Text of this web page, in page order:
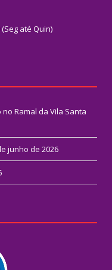
até Quin)
Ramal da Vila Santa
junho de 2026